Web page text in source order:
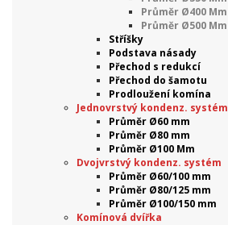
Průměr Ø400 Mm
Průměr Ø500 Mm
Stříšky
Podstava násady
Přechod s redukcí
Přechod do šamotu
Prodloužení komína
Jednovrstvý kondenz. systém
Průměr Ø60 mm
Průměr Ø80 mm
Průměr Ø100 Mm
Dvojvrstvý kondenz. systém
Průměr Ø60/100 mm
Průměr Ø80/125 mm
Průměr Ø100/150 mm
Komínová dvířka